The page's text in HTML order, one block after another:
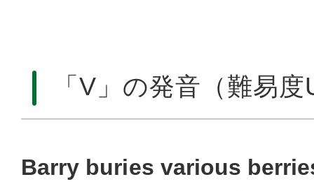
「V」の発音（難易
Barry buries various